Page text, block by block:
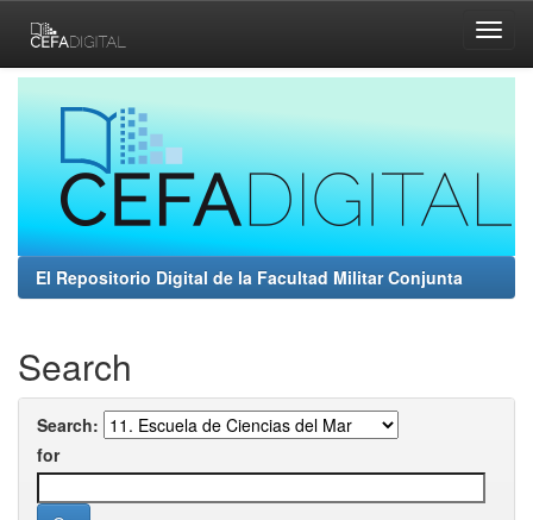
navigation
El Repositorio Digital de la Facultad Militar Conjunta
Search
Search:
for